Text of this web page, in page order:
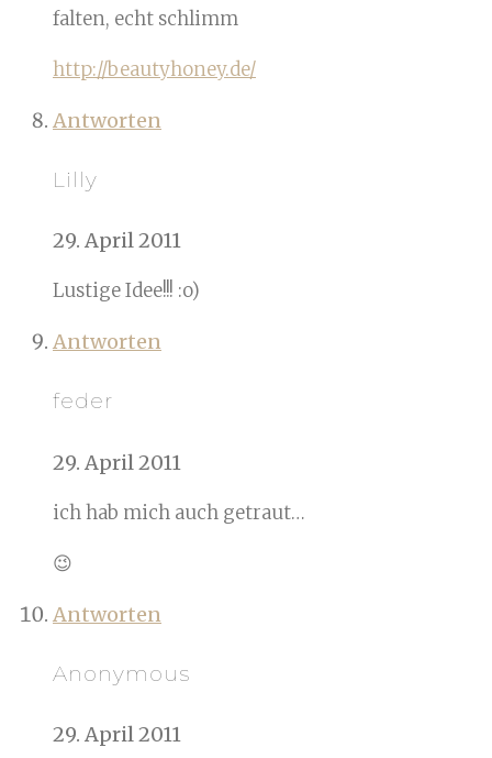
falten, echt schlimm
http://beautyhoney.de/
Antworten
Lilly
29. April 2011
Lustige Idee!!! :o)
Antworten
feder
29. April 2011
ich hab mich auch getraut…
😉
Antworten
Anonymous
29. April 2011